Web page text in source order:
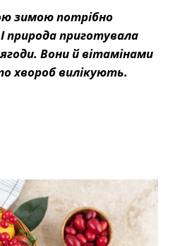
зимою потрібно
природа приготувала
Вони й вітамінами
хвороб вилікують.